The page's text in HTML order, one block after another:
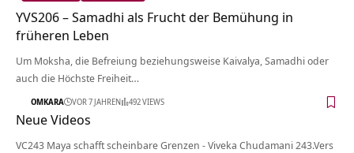
YVS206 – Samadhi als Frucht der Bemühung in
früheren Leben
Um Moksha, die Befreiung beziehungsweise Kaivalya, Samadhi oder
auch die Höchste Freiheit…
OMKARA VOR 7 JAHREN 492 VIEWS
Neue Videos
VC243 Maya schafft scheinbare Grenzen - Viveka Chudamani 243.Vers